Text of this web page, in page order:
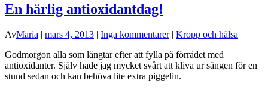
En härlig antioxidantdag!
AvMaria | mars 4, 2013 | Inga kommentarer| Kropp och hälsa
Godmorgon alla som längtar efter att fylla på förrådet med
antioxidanter. Själv hade jag mycket svårt att kliva ur sängen för en
stund sedan och kan behöva lite extra piggelin.